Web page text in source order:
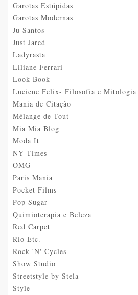
Garotas Estúpidas
Garotas Modernas
Ju Santos
Just Jared
Ladyrasta
Liliane Ferrari
Look Book
Luciene Felix- Filosofia e Mitologia
Mania de Citação
Mélange de Tout
Mia Mia Blog
Moda It
NY Times
OMG
Paris Mania
Pocket Films
Pop Sugar
Quimioterapia e Beleza
Red Carpet
Rio Etc.
Rock 'N' Cycles
Show Studio
Streetstyle by Stela
Style